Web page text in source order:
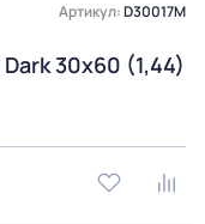
Артикул:D30017M
30x60 (1,44)